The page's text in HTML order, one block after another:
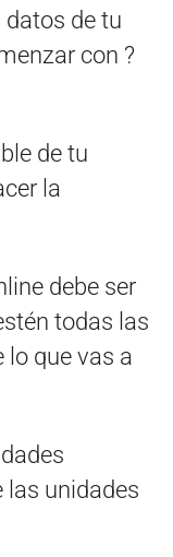
datos de tu
con ?
de tu
la
debe ser
todas las
lo que vas a
las unidades